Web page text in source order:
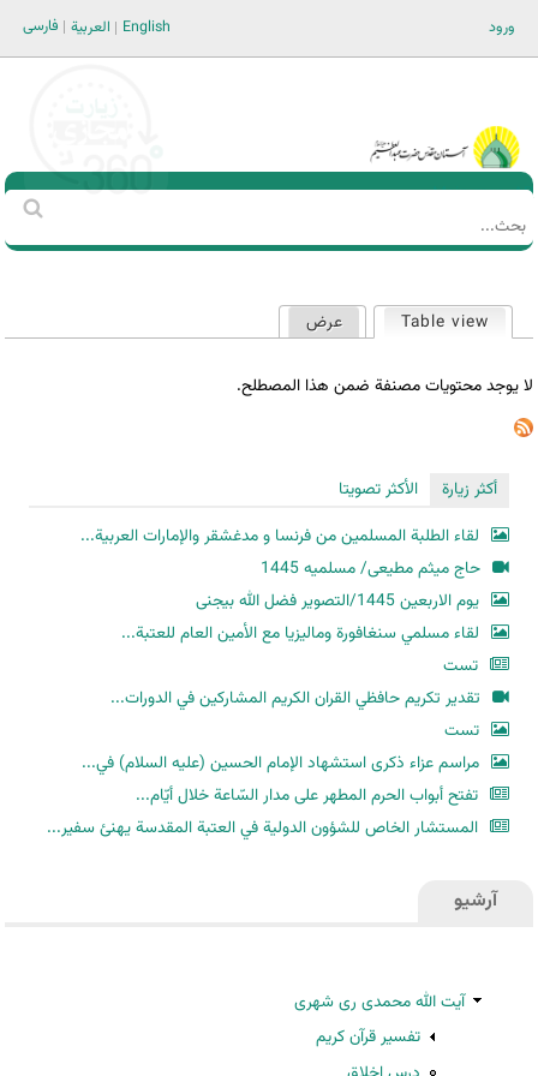
ورود فارسی العربية English
Main men-AR
استمارة
‏
الأساسية
Table view(علامة التبويب النشطة)
عرض
لا يوجد محتويات مصنفة ضمن هذا المصطلح.
أكثر زيارة
الأكثر تصويتا
لقاء الطلبة المسلمين من فرنسا و مدغشقر والإمارات العربية...
حاج میثم مطیعی/ مسلمیه 1445
یوم الاربعین 1445/التصویر فضل الله بیجنی
لقاء مسلمي سنغافورة وماليزيا مع الأمين العام للعتبة...
تست
تقدير تكريم حافظي القران الكريم المشاركين في الدورات...
تست
مراسم عزاء ذكرى استشهاد الإمام الحسين (عليه السلام) في...
تفتح أبواب الحرم المطهر على مدار السّاعة خلال أيّام...
المستشار الخاص للشؤون الدولية في العتبة المقدسة يهنئ سفير...
آرشیو
آیت الله محمدی ری شهری
تفسیر قرآن کریم